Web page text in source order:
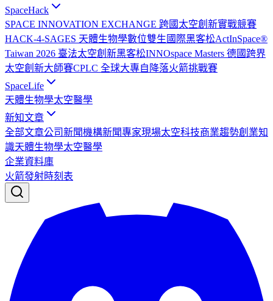
SpaceHack
SPACE INNOVATION EXCHANGE 跨國太空創新實戰競賽
HACK-4-SAGES 天體生物學數位雙生國際黑客松ActInSpace®
Taiwan 2026 臺法太空創新黑客松INNOspace Masters 德國跨界
太空創新大師賽CPLC 全球大專自降落火箭挑戰賽
SpaceLife
天體生物學太空醫學
新知文章
全部文章公司新聞機構新聞專家現場太空科技商業趨勢創業知
識天體生物學太空醫學
企業資料庫
火箭發射時刻表